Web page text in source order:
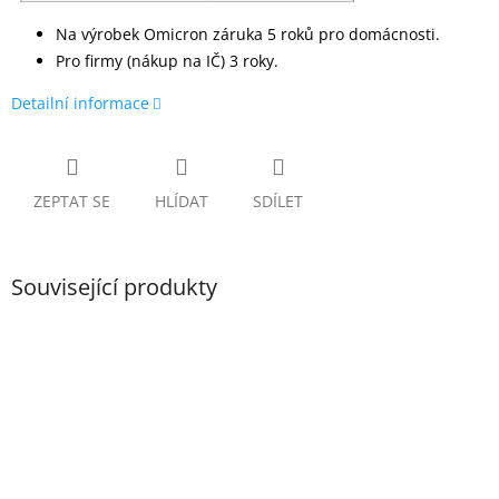
Na výrobek Omicron záruka 5 roků pro domácnosti.
Pro firmy (nákup na IČ) 3 roky.
Detailní informace
ZEPTAT SE HLÍDAT SDÍLET
Související produkty